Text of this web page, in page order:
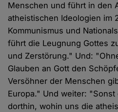
Menschen und führt in den
atheistischen Ideologien im
Kommunismus und
führt die Leugnung Gottes
und Zerstörung." Und:
Glauben an Gott den
Versöhner der Menschen
Europa." Und weiter:
dorthin, wohin uns die